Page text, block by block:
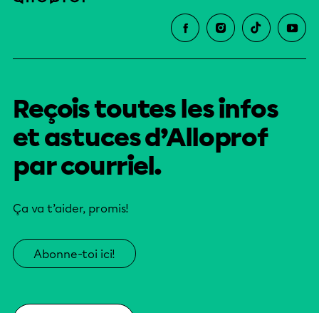
Reçois toutes les infos
et astuces d’Alloprof
par courriel.
Ça va t’aider, promis!
Abonne-toi ici!